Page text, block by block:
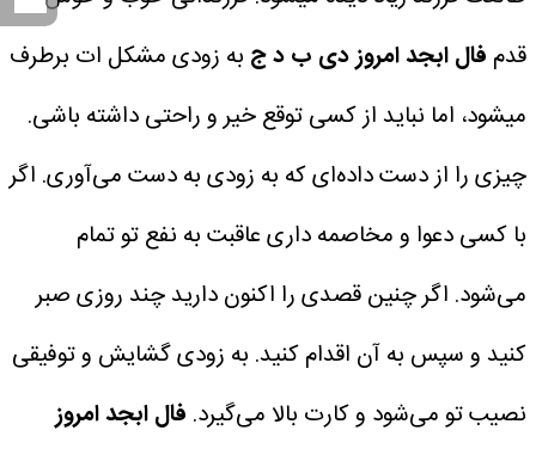
قدم فال ابجد امروز دی ب د ج به زودی مشکل ات برطرف
میشود، اما نباید از کسی توقع خیر و راحتی داشته باشی.
چیزی را از دست داده‌ای که به زودی به دست می‌آوری. اگر
با کسی دعوا و مخاصمه داری عاقبت به نفع تو تمام
می‌شود. اگر چنین قصدی را اکنون دارید چند روزی صبر
کنید و سپس به آن اقدام کنید. به زودی گشایش و توفیقی
نصیب تو می‌شود و کارت بالا می‌گیرد. فال ابجد امروز